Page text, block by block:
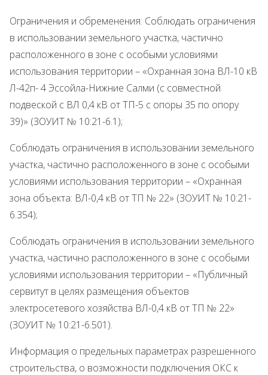
Ограничения и обременения: Соблюдать ограничения
в использовании земельного участка, частично
расположенного в зоне с особыми условиями
использования территории – «Охранная зона ВЛ-10 кВ
Л-42п- 4 Эссойла-Нижние Салми (с совместной
подвеской с ВЛ 0,4 кВ от ТП-5 с опоры 35 по опору
39)» (ЗОУИТ № 10:21-6.1);
Соблюдать ограничения в использовании земельного
участка, частично расположенного в зоне с особыми
условиями использования территории – «Охранная
зона объекта: ВЛ-0,4 кВ от ТП № 22» (ЗОУИТ № 10:21-
6.354);
Соблюдать ограничения в использовании земельного
участка, частично расположенного в зоне с особыми
условиями использования территории – «Публичный
сервитут в целях размещения объектов
электросетевого хозяйства ВЛ-0,4 кВ от ТП № 22»
(ЗОУИТ № 10:21-6.501).
Информация о предельных параметрах разрешенного
строительства, о возможности подключения ОКС к